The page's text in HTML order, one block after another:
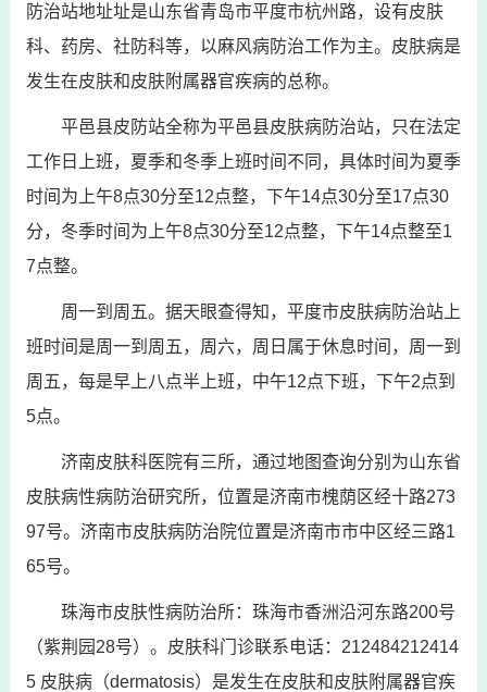
防治站地址址是山东省青岛市平度市杭州路，设有皮肤
科、药房、社防科等，以麻风病防治工作为主。皮肤病是
发生在皮肤和皮肤附属器官疾病的总称。
平邑县皮防站全称为平邑县皮肤病防治站，只在法定
工作日上班，夏季和冬季上班时间不同，具体时间为夏季
时间为上午8点30分至12点整，下午14点30分至17点30
分，冬季时间为上午8点30分至12点整，下午14点整至1
7点整。
周一到周五。据天眼查得知，平度市皮肤病防治站上
班时间是周一到周五，周六，周日属于休息时间，周一到
周五，每是早上八点半上班，中午12点下班，下午2点到
5点。
济南皮肤科医院有三所，通过地图查询分别为山东省
皮肤病性病防治研究所，位置是济南市槐荫区经十路273
97号。济南市皮肤病防治院位置是济南市市中区经三路1
65号。
珠海市皮肤性病防治所：珠海市香洲沿河东路200号
（紫荆园28号）。皮肤科门诊联系电话：212484212414
5 皮肤病（dermatosis）是发生在皮肤和皮肤附属器官疾